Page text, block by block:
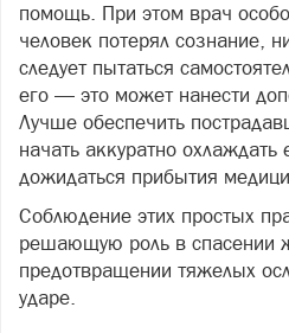
помощь. При этом врач
человек потерял сознание,
следует пытаться
его — это может нанести
Лучше обеспечить
начать аккуратно
дожидаться прибытия
Соблюдение этих простых
решающую роль в спасении
предотвращении тяжелых
ударе.